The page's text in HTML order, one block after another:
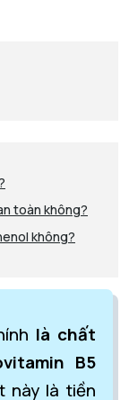
toàn không?
không?
là chất
B5
này là tiền